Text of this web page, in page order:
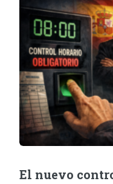
El nuevo